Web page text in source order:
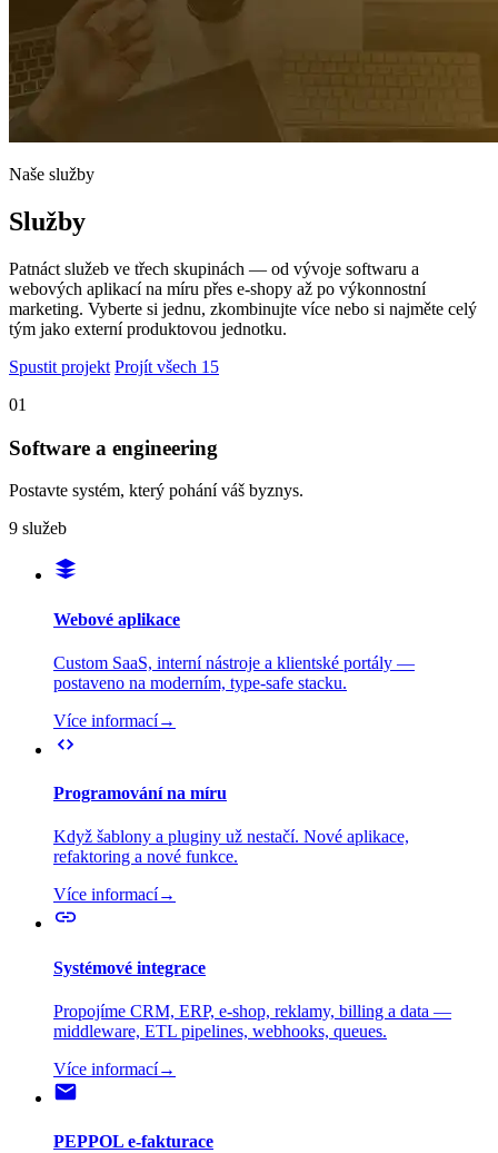
Naše služby
Služby
Patnáct služeb ve třech skupinách — od vývoje softwaru a
webových aplikací na míru přes e-shopy až po výkonnostní
marketing. Vyberte si jednu, zkombinujte více nebo si najměte celý
tým jako externí produktovou jednotku.
Spustit projekt Projít všech 15
01
Software a engineering
Postavte systém, který pohání váš byznys.
9 služeb
Webové aplikace
Custom SaaS, interní nástroje a klientské portály —
postaveno na moderním, type-safe stacku.
Více informací→
Programování na míru
Když šablony a pluginy už nestačí. Nové aplikace,
refaktoring a nové funkce.
Více informací→
Systémové integrace
Propojíme CRM, ERP, e-shop, reklamy, billing a data —
middleware, ETL pipelines, webhooks, queues.
Více informací→
PEPPOL e-fakturace